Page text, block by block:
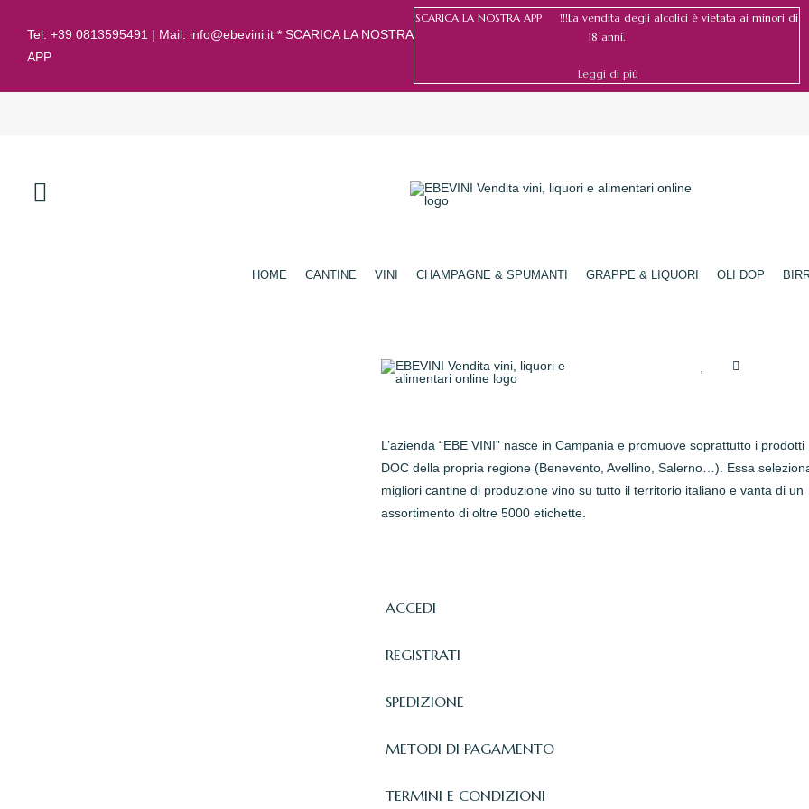
Tel: +39 0813595491 | Mail: info@ebevini.it * SCARICA LA NOSTRA
APP
SCARICA LA NOSTRA APP !!!La vendita degli alcolici è vietata ai minori di
18 anni.
Leggi di più
HOME CANTINE VINI CHAMPAGNE & SPUMANTI GRAPPE & LIQUORI OLI DOP
L’azienda “EBE VINI” nasce in Campania e promuove soprattutto i prodotti
DOC della propria regione (Benevento, Avellino, Salerno…). Essa
migliori cantine di produzione vino su tutto il territorio italiano e vanta di un
assortimento di oltre 5000 etichette.
ACCEDI
REGISTRATI
SPEDIZIONE
METODI DI PAGAMENTO
TERMINI E CONDIZIONI